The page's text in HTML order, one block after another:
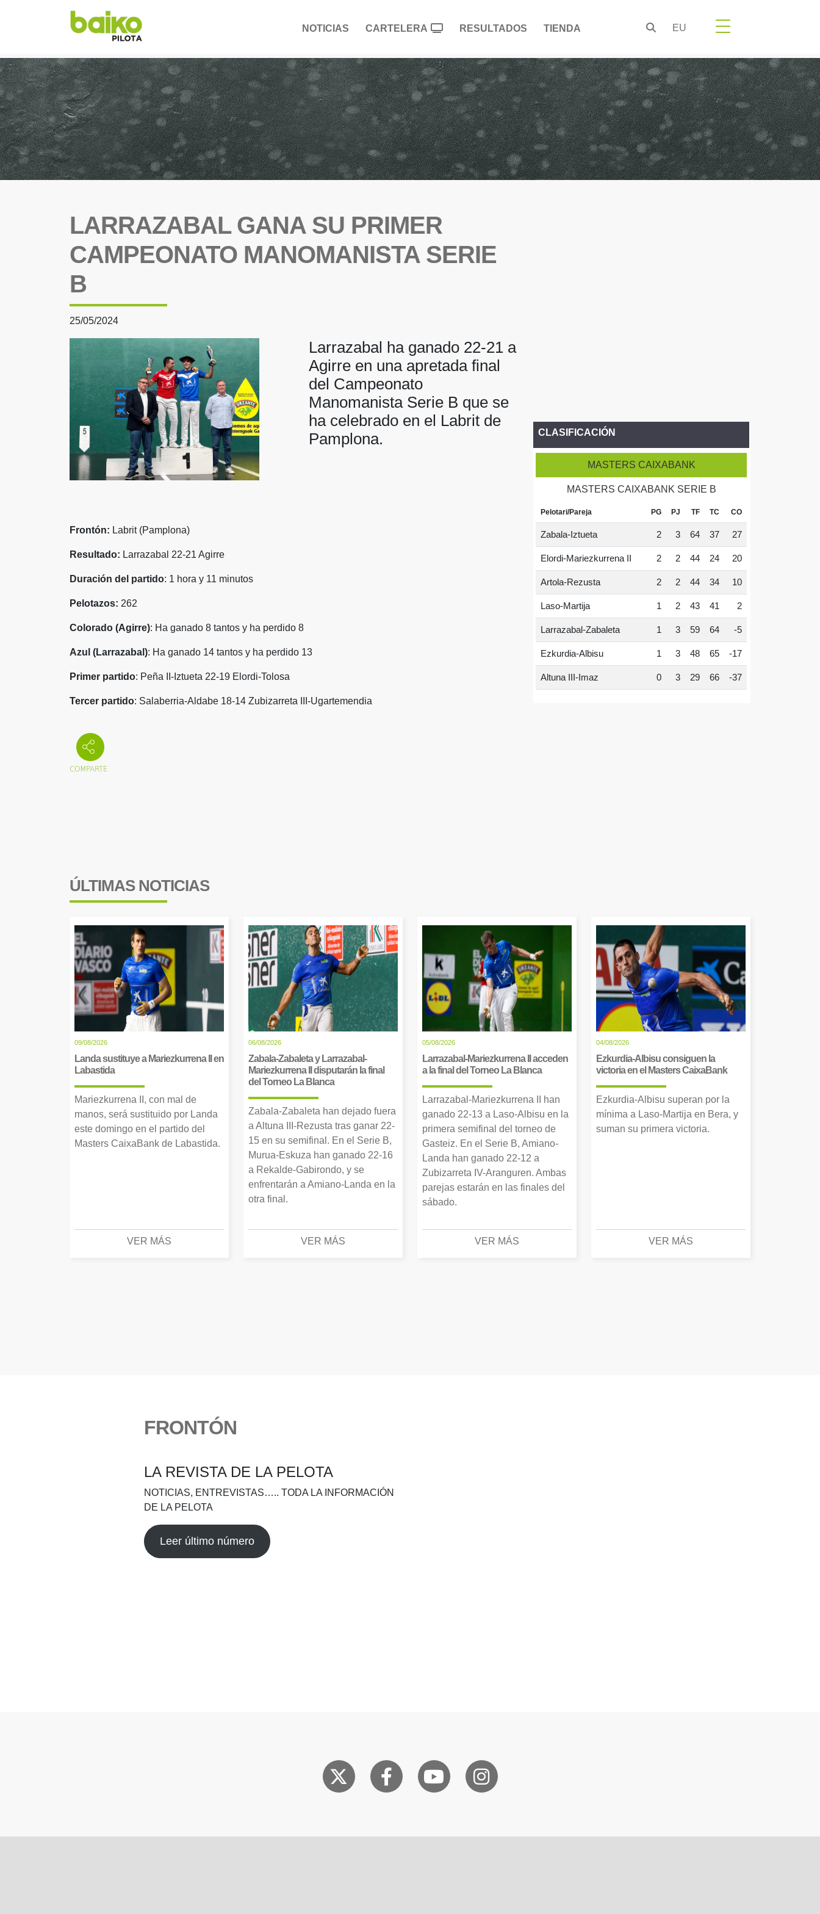
NOTICIAS CARTELERA RESULTADOS TIENDA EU
LARRAZABAL GANA SU PRIMER
CAMPEONATO MANOMANISTA SERIE
B
25/05/2024
Larrazabal ha ganado 22-21 a
Agirre en una apretada final
del Campeonato
Manomanista Serie B que se
ha celebrado en el Labrit de
Pamplona.
Frontón: Labrit (Pamplona)
Resultado: Larrazabal 22-21 Agirre
Duración del partido: 1 hora y 11 minutos
Pelotazos: 262
Colorado (Agirre): Ha ganado 8 tantos y ha perdido 8
Azul (Larrazabal): Ha ganado 14 tantos y ha perdido 13
Primer partido: Peña II-Iztueta 22-19 Elordi-Tolosa
Tercer partido: Salaberria-Aldabe 18-14 Zubizarreta III-Ugartemendia
CLASIFICACIÓN
MASTERS CAIXABANK
MASTERS CAIXABANK SERIE B
Pelotari/Pareja PG PJ TF TC CO
Zabala-Iztueta 2 3 64 37 27
Elordi-Mariezkurrena II 2 2 44 24 20
Artola-Rezusta 2 2 44 34 10
Laso-Martija 1 2 43 41 2
Larrazabal-Zabaleta 1 3 59 64 -5
Ezkurdia-Albisu 1 3 48 65 -17
Altuna III-Imaz 0 3 29 66 -37
ÚLTIMAS NOTICIAS
09/08/2026
Landa sustituye a Mariezkurrena II en
Labastida
Mariezkurrena II, con mal de
manos, será sustituido por Landa
este domingo en el partido del
Masters CaixaBank de Labastida.
VER MÁS
06/08/2026
Zabala-Zabaleta y Larrazabal-
Mariezkurrena II disputarán la final
del Torneo La Blanca
Zabala-Zabaleta han dejado fuera
a Altuna III-Rezusta tras ganar 22-
15 en su semifinal. En el Serie B,
Murua-Eskuza han ganado 22-16
a Rekalde-Gabirondo, y se
enfrentarán a Amiano-Landa en la
otra final.
VER MÁS
05/08/2026
Larrazabal-Mariezkurrena II acceden
a la final del Torneo La Blanca
Larrazabal-Mariezkurrena II han
ganado 22-13 a Laso-Albisu en la
primera semifinal del torneo de
Gasteiz. En el Serie B, Amiano-
Landa han ganado 22-12 a
Zubizarreta IV-Aranguren. Ambas
parejas estarán en las finales del
sábado.
VER MÁS
04/08/2026
Ezkurdia-Albisu consiguen la
victoria en el Masters CaixaBank
Ezkurdia-Albisu superan por la
mínima a Laso-Martija en Bera, y
suman su primera victoria.
VER MÁS
FRONTÓN
LA REVISTA DE LA PELOTA
NOTICIAS, ENTREVISTAS….. TODA LA INFORMACIÓN
DE LA PELOTA
Leer último número